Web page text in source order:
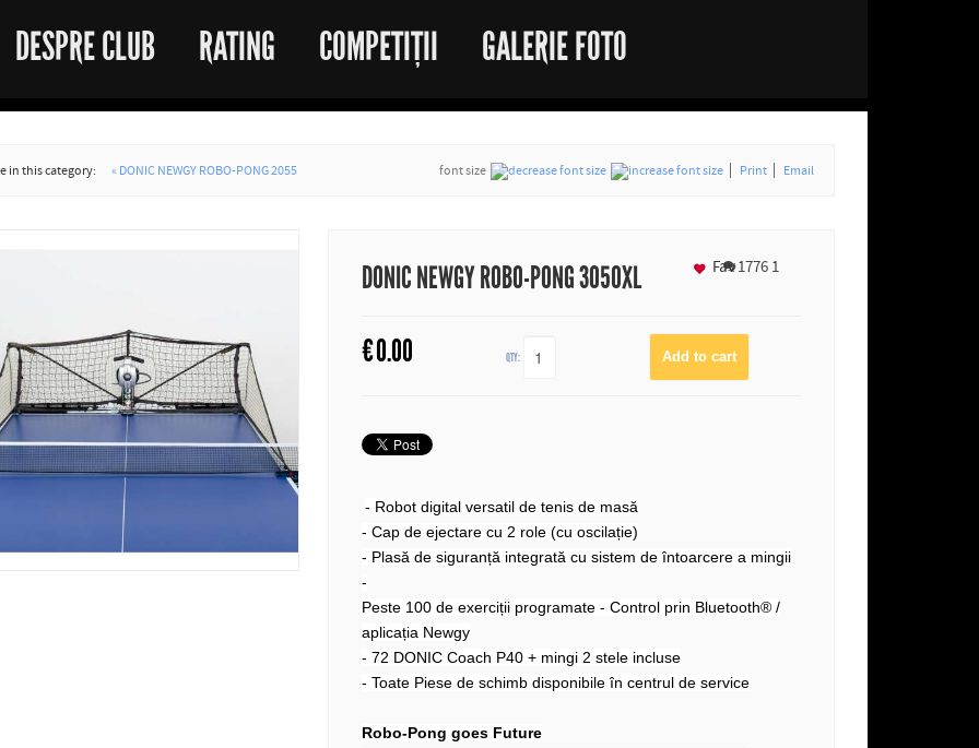
DESPRE CLUB RATING COMPETIȚII GALERIE FOTO
in this category: « DONIC NEWGY ROBO-PONG 2055 font size Print Email
DONIC NEWGY ROBO-PONG 3050XL 17761
€0.00 QTY:
Fav
- Robot digital versatil de tenis de masă
- Cap de ejectare cu 2 role (cu oscilație)
- Plasă de siguranță integrată cu sistem de întoarcere a mingii
-
Peste 100 de exerciții programate - Control prin Bluetooth® /
aplicația Newgy
- 72 DONIC Coach P40 + mingi 2 stele incluse
- Toate Piese de schimb disponibile în centrul de service
Robo-Pong goes Future